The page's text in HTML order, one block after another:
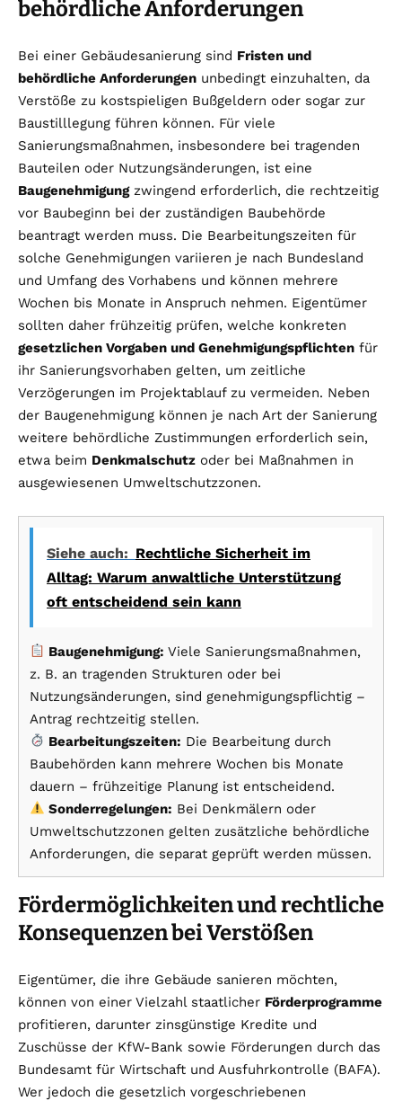
behördliche Anforderungen
Bei einer Gebäudesanierung sind Fristen und
behördliche Anforderungen unbedingt einzuhalten, da
Verstöße zu kostspieligen Bußgeldern oder sogar zur
Baustilllegung führen können. Für viele
Sanierungsmaßnahmen, insbesondere bei tragenden
Bauteilen oder Nutzungsänderungen, ist eine
Baugenehmigungzwingend erforderlich, die rechtzeitig
vor Baubeginn bei der zuständigen Baubehörde
beantragt werden muss. Die Bearbeitungszeiten für
solche Genehmigungen variieren je nach Bundesland
und Umfang des Vorhabens und können mehrere
Wochen bis Monate in Anspruch nehmen. Eigentümer
sollten daher frühzeitig prüfen, welche konkreten
gesetzlichen Vorgaben und Genehmigungspflichten für
ihr Sanierungsvorhaben gelten, um zeitliche
Verzögerungen im Projektablauf zu vermeiden. Neben
der Baugenehmigung können je nach Art der Sanierung
weitere behördliche Zustimmungen erforderlich sein,
etwa beim Denkmalschutz oder bei Maßnahmen in
ausgewiesenen Umweltschutzzonen.
Siehe auch: Rechtliche Sicherheit im
Alltag: Warum anwaltliche Unterstützung
oft entscheidend sein kann
Baugenehmigung: Viele Sanierungsmaßnahmen,
z. B. an tragenden Strukturen oder bei
Nutzungsänderungen, sind genehmigungspflichtig –
Antrag rechtzeitig stellen.
Bearbeitungszeiten: Die Bearbeitung durch
Baubehörden kann mehrere Wochen bis Monate
dauern – frühzeitige Planung ist entscheidend.
Sonderregelungen: Bei Denkmälern oder
Umweltschutzzonen gelten zusätzliche behördliche
Anforderungen, die separat geprüft werden müssen.
Fördermöglichkeiten und rechtliche
Konsequenzen bei Verstößen
Eigentümer, die ihre Gebäude sanieren möchten,
können von einer Vielzahl staatlicher Förderprogramme
profitieren, darunter zinsgünstige Kredite und
Zuschüsse der KfW-Bank sowie Förderungen durch das
Bundesamt für Wirtschaft und Ausfuhrkontrolle (BAFA).
Wer jedoch die gesetzlich vorgeschriebenen